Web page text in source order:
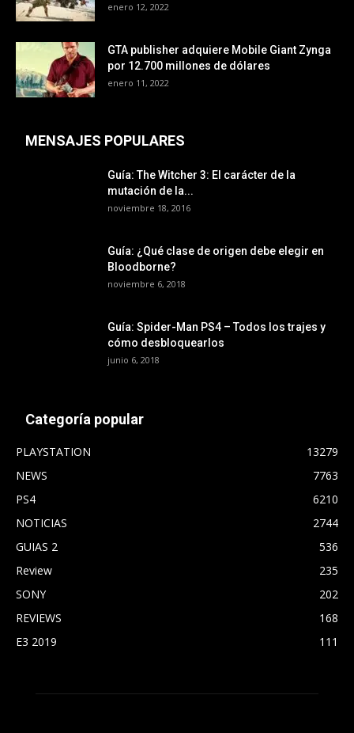
enero 12, 2022
GTA publisher adquiere Mobile Giant Zynga
por 12.700 millones de dólares
enero 11, 2022
MENSAJES POPULARES
Guía: The Witcher 3: El carácter de la
mutación de la...
noviembre 18, 2016
Guía: ¿Qué clase de origen debe elegir en
Bloodborne?
noviembre 6, 2018
Guía: Spider-Man PS4 – Todos los trajes y
cómo desbloquearlos
junio 6, 2018
Categoría popular
PLAYSTATION
13279
NEWS
7763
PS4
6210
NOTICIAS
2744
GUIAS 2
536
Review
235
SONY
202
REVIEWS
168
E3 2019
111